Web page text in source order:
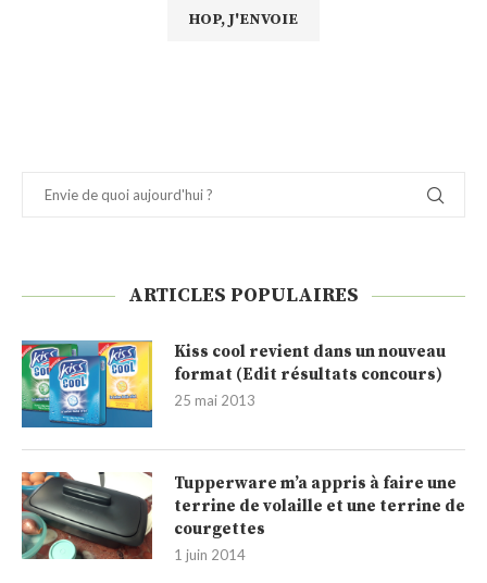
ARTICLES POPULAIRES
Kiss cool revient dans un nouveau
format (Edit résultats concours)
25 mai 2013
Tupperware m’a appris à faire une
terrine de volaille et une terrine de
courgettes
1 juin 2014